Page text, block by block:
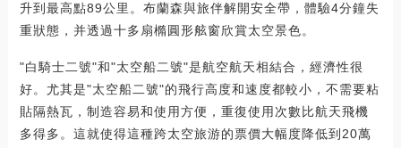
升到最高點89公里。布蘭森與旅伴解開安全帶，體驗4分鐘失
重狀態，并透過十多扇橢圓形舷窗欣賞太空景色。
"白騎士二號"和"太空船二號"是航空航天相結合，經濟性很
好。尤其是"太空船二號"的飛行高度和速度都較小，不需要粘
貼隔熱瓦，制造容易和使用方便，重復使用次數比航天飛機
多得多。這就使得這種跨太空旅游的票價大幅度降低到20萬